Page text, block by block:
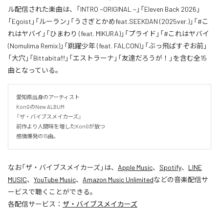
ル配信された楽曲は、「INTRO ~ORIGINAL ~」「Eleven Back 2026」
「Egoist」「ルーラン」「うさぎとかめfeat.SEEKDAN (2025ver.)」「#こ
れはヤバイ」「ひまわり (feat. MIKURA)」「プライド」「#これはヤバイ
(Nomulima Remix)」「跳躍少年 (feat. FALCON)」「ぶっ飛ばすぞお前」
「大穴」「Bittabita!!!」「エストラーナ」「友達だろうが！」を含む全15
曲となっている。
愛知県出身のアーティスト
KonGのNew ALBUM
『ザ・バイブスメイカーズ』
前作より人間味を増したKonGが放つ
感情爆発の15曲。
なお「ザ・バイブスメイカーズ」は、 Apple Music、 Spotify、 LINE
MUSIC、 YouTube Music、 Amazon Music Unlimitedなどの音楽配信サ
ービスで聴くことができる。
各配信サービス： ザ・バイブスメイカーズ